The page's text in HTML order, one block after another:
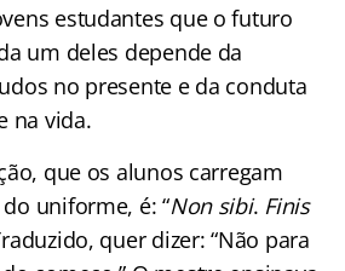
estudantes que o futuro
um deles depende da
no presente e da conduta
na vida.
que os alunos carregam
uniforme, é: “Non sibi. Finis
quer dizer: “Não para